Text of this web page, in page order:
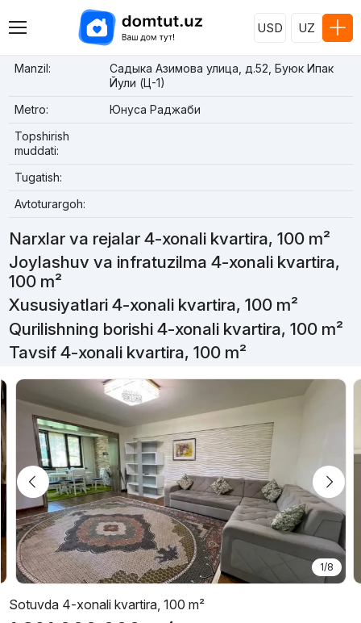
USD UZ
Manzil:
Садыка Азимова улица, д.52, Буюк Ипак
Йули (Ц-1)
Metro:
Юнуса Раджаби
Topshirish
muddati:
Tugatish:
Avtoturargoh:
Narxlar va rejalar 4-xonali kvartira, 100 m²
Joylashuv va infratuzilma 4-xonali kvartira,
100 m²
Xususiyatlari 4-xonali kvartira, 100 m²
Qurilishning borishi 4-xonali kvartira, 100 m²
Tavsif 4-xonali kvartira, 100 m²
1/8
Sotuvda 4-xonali kvartira, 100 m²